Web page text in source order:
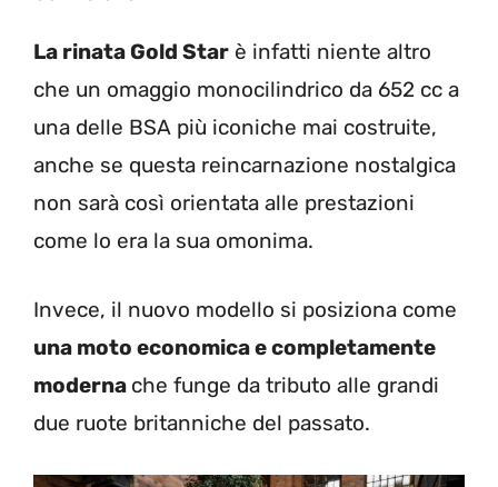
La rinata Gold Star è infatti niente altro
che un omaggio monocilindrico da 652 cc a
una delle BSA più iconiche mai costruite,
anche se questa reincarnazione nostalgica
non sarà così orientata alle prestazioni
come lo era la sua omonima.
Invece, il nuovo modello si posiziona come
una moto economica e completamente
moderna che funge da tributo alle grandi
due ruote britanniche del passato.